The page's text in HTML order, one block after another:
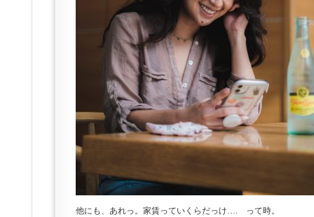
他にも、あれっ。家賃っていくらだっけ…. って時。